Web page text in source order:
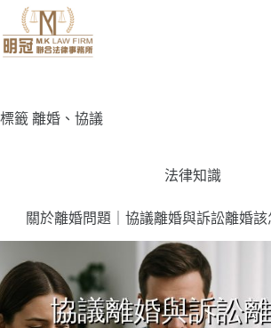
標籤 離婚、協議
法律知識
關於離婚問題｜協議離婚與訴訟離婚該